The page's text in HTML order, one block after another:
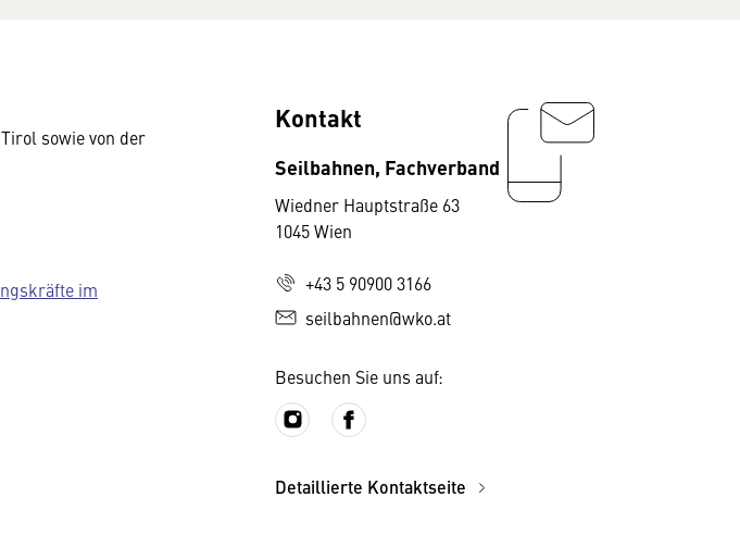
sowie von der
im
Kontakt
Seilbahnen, Fachverband
Wiedner Hauptstraße 63
1045 Wien
+43 5 90900 3166
seilbahnen@wko.at
Besuchen Sie uns auf:
Detaillierte Kontaktseite